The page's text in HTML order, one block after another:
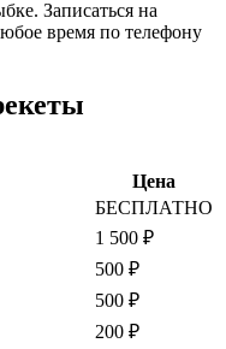
Записаться на
время по телефону
Цена
БЕСПЛАТНО
1 500 ₽
500 ₽
500 ₽
200 ₽